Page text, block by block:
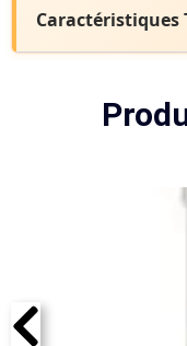
Caractéristiques